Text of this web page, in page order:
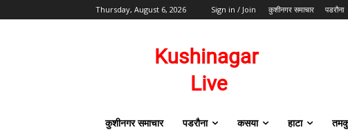
Thursday, August 6, 2026 Sign in / Join कुशीनगर समाचार पडरौना
कुशीनगर समाचार पडरौना कसया हाटा